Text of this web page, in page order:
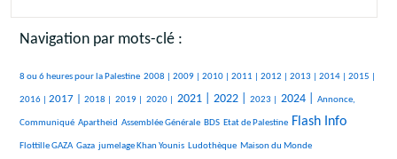
Navigation par mots-clé :
506/3354
8 ou 6 heures pour la Palestine
237/3354 2008 |
315/3354 2009 |
265/3354 2010 |
380/3354 2011 |
349/3354 2012 |
227/3354 2013 |
293/3354 2014 |
252/3354 2015 |
546/3354
2016 |
801/3354
2017 |
221/3354 2018 |
109/3354 2019 |
150/3354 2020 |
1159/3354 2021 |
1199/3354 2022 |
565/3354 2023 |
1348/3354 2024 |
538/3354 Annonce,
Communiqué
49/3354 Apartheid
31/3354 Assemblée Générale
189/3354 BDS
40/3354 Etat de Palestine
1619/3354 Flash Info
51/3354
Flottille GAZA
380/3354 Gaza
294/3354 jumelage Khan Younis
482/3354 Ludothèque
25/3354 Maison du Monde
1676/3354